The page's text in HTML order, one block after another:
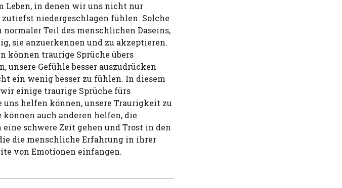
Leben, in denen wir uns nicht nur
niedergeschlagen fühlen. Solche
normaler Teil des menschlichen Daseins,
sie anzuerkennen und zu akzeptieren.
können traurige Sprüche übers
unsere Gefühle besser auszudrücken
ein wenig besser zu fühlen. In diesem
einige traurige Sprüche fürs
uns helfen können, unsere Traurigkeit zu
auch anderen helfen, die
schwere Zeit gehen und Trost in den
die menschliche Erfahrung in ihrer
von Emotionen einfangen.